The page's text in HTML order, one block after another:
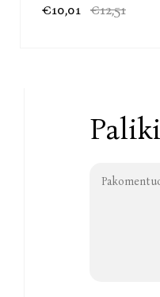
€10,01 €12,51